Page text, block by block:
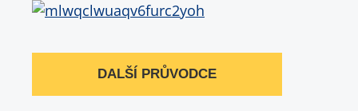
DALŠÍ PRŮVODCE